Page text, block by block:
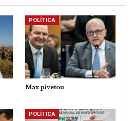
POLÍTICA
Max pivetou
POLÍTICA